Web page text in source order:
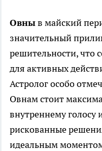
Овныв майский
значительный
решительности, что
для активных
Астролог особо
Овнам стоит
внутреннему голосу
рискованные
идеальным